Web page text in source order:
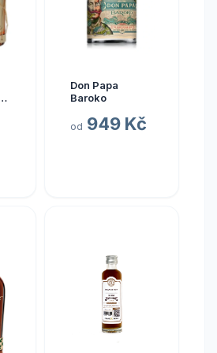
Don Papa
Baroko
od 949 Kč